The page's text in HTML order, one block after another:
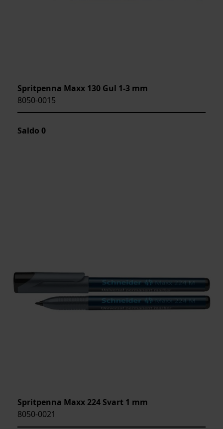
Spritpenna Maxx 130 Gul 1-3 mm
8050-0015
Saldo 0
Spritpenna Maxx 224 Svart 1 mm
8050-0021